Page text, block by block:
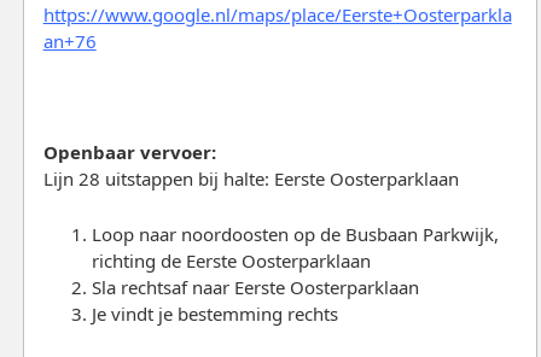
https://www.google.nl/maps/place/Eerste+Oosterparkla
an+76
Openbaar vervoer:
Lijn 28 uitstappen bij halte: Eerste Oosterparklaan
Loop naar noordoosten op de Busbaan Parkwijk,
richting de Eerste Oosterparklaan
Sla rechtsaf naar Eerste Oosterparklaan
Je vindt je bestemming rechts